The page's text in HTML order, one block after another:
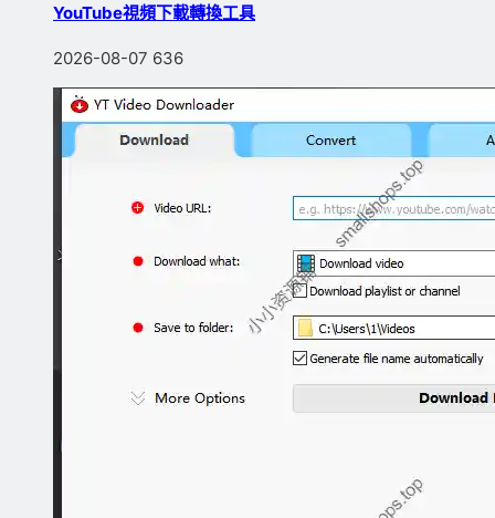
YouTube視頻下載轉換工具
2026-08-07 636